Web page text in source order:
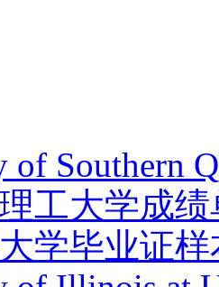
Southern
工大学成绩
学毕业证